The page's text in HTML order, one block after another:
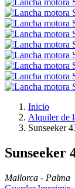
Inicio
Alquiler de
Sunseeker
Sunseeker
Mallorca - Palma